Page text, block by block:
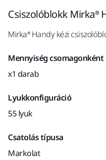
Csiszolóblokk Mirka®
Mirka® Handy kézi
Mennyiség csomagonként
x1 darab
Lyukkonfiguráció
55 lyuk
Csatolás típusa
Markolat